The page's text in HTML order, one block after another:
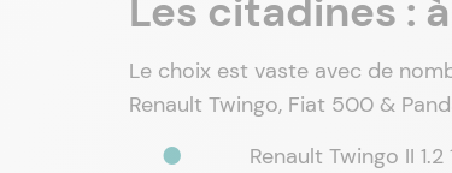
Les citadines :
Le choix est vaste avec de
Renault Twingo, Fiat 500 &
Renault Twingo II